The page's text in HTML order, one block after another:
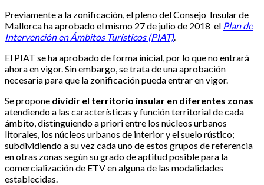
Previamente a la zonificación, el pleno del Consejo Insular de
Mallorca ha aprobado el mismo 27 de julio de 2018 el Plan de
Intervención en Ámbitos Turísticos (PIAT).
El PIAT se ha aprobado de forma inicial, por lo que no entrará
ahora en vigor. Sin embargo, se trata de una aprobación
necesaria para que la zonificación pueda entrar en vigor.
Se propone dividir el territorio insular en diferentes zonas
atendiendo a las características y función territorial de cada
ámbito, distinguiendo a priori entre los núcleos urbanos
litorales, los núcleos urbanos de interior y el suelo rústico;
subdividiendo a su vez cada uno de estos grupos de referencia
en otras zonas según su grado de aptitud posible para la
comercialización de ETV en alguna de las modalidades
establecidas.